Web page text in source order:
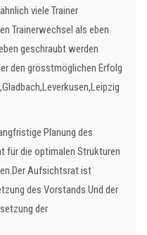
viele Trainer
Trainerwechsel als eben
geschraubt werden
den grösstmöglichen Erfolg
Planung des
für die optimalen Strukturen
Aufsichtsrat ist
des Vorstands.Und der
der